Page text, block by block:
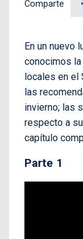
Comparte
En un nuevo
conocimos
locales en el
las
invierno; las
respecto a
capítulo
Parte 1